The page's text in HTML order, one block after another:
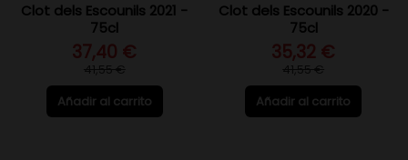
Clot dels Escounils 2021 -
75cl
37,40 €
41,55 €
Añadir al carrito
Clot dels Escounils 2020 -
75cl
35,32 €
41,55 €
Añadir al carrito